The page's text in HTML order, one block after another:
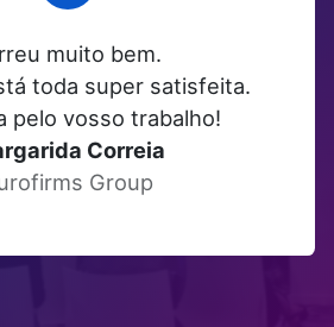
muito bem.
toda super satisfeita.
pelo vosso trabalho!
Correia
Group